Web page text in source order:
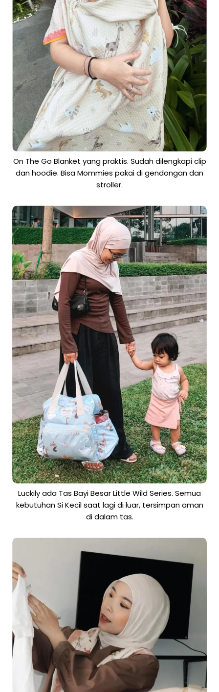
On The Go Blanket yang praktis. Sudah dilengkapi clip
dan hoodie. Bisa Mommies pakai di gendongan dan
stroller.
Luckily ada Tas Bayi Besar Little Wild Series. Semua
kebutuhan Si Kecil saat lagi di luar, tersimpan aman
di dalam tas.